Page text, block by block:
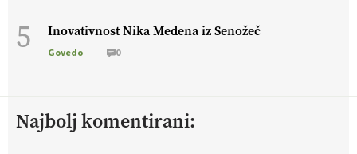
5 Inovativnost Nika Medena iz Senožeč
Govedo 0
Najbolj komentirani: